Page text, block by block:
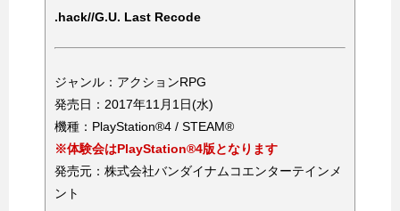
.hack//G.U. Last Recode
ジャンル：アクションRPG
発売日：2017年11月1日(水)
機種：PlayStation®4 / STEAM®
※体験会はPlayStation®4版となります
発売元：株式会社バンダイナムコエンターテインメ
ント